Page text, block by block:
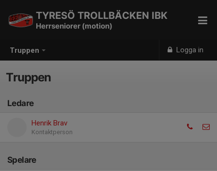
Truppen Logga in
TYRESÖ TROLLBÄCKEN IBK
Herrseniorer (motion)
Truppen
Ledare
Henrik Brav
Kontaktperson
Spelare